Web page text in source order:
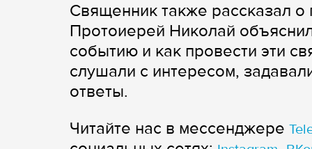
Священник также рассказал
Протоиерей Николай
событию и как провести эти
слушали с интересом,
ответы.
Читайте нас в мессенджере